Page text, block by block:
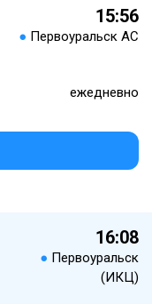
15:56
● Первоуральск АС
ежедневно
16:08
● Первоуральск
(ИКЦ)